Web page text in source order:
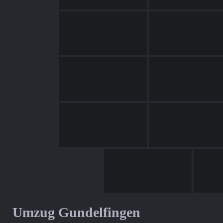
Umzug Gundelfingen